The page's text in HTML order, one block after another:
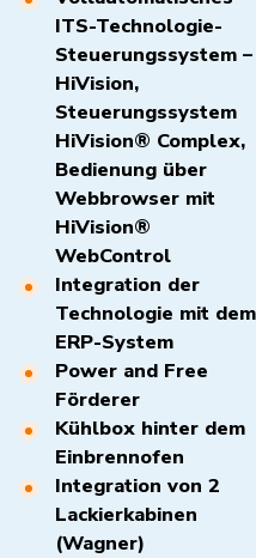
ITS-Technologie-
Steuerungssystem –
HiVision,
Steuerungssystem
HiVision® Complex,
Bedienung über
Webbrowser mit
HiVision®
WebControl
Integration der
Technologie mit dem
ERP-System
Power and Free
Förderer
Kühlbox hinter dem
Einbrennofen
Integration von 2
Lackierkabinen
(Wagner)